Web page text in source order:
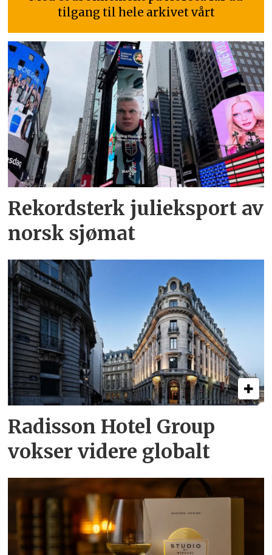
tilgang til hele arkivet vårt
Rekordsterk julieksport av
norsk sjømat
Radisson Hotel Group
vokser videre globalt